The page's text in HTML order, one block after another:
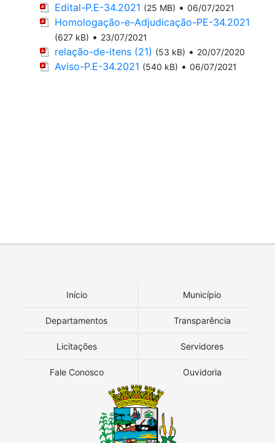
Edital-P.E-34.2021 (25 MB) • 06/07/2021
Homologação-e-Adjudicação-PE-34.2021
(627 kB) • 23/07/2021
relação-de-itens (21) (53 kB) • 20/07/2020
Aviso-P.E-34.2021 (540 kB) • 06/07/2021
Início Município
Departamentos Transparência
Licitações Servidores
Fale Conosco Ouvidoria